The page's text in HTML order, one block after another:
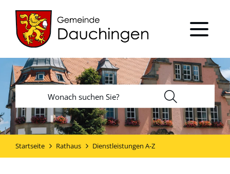
Startseite Rathaus Dienstleistungen A-Z